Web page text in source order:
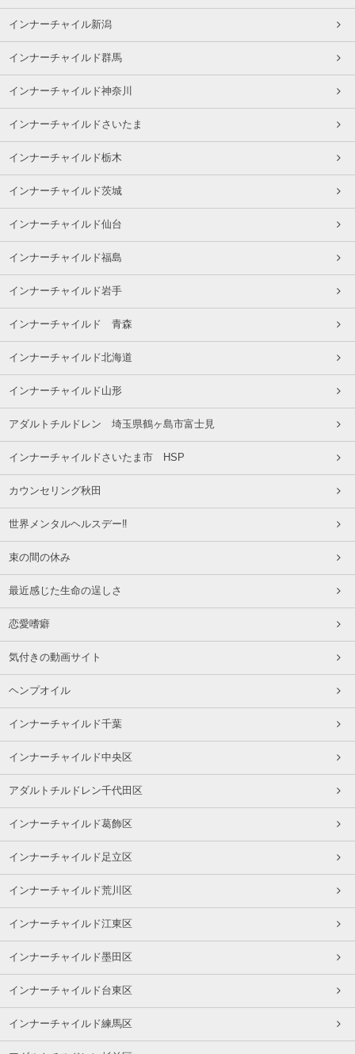
インナーチャイル新潟
インナーチャイルド群馬
インナーチャイルド神奈川
インナーチャイルドさいたま
インナーチャイルド栃木
インナーチャイルド茨城
インナーチャイルド仙台
インナーチャイルド福島
インナーチャイルド岩手
インナーチャイルド 青森
インナーチャイルド北海道
インナーチャイルド山形
アダルトチルドレン 埼玉県鶴ヶ島市富士見
インナーチャイルドさいたま市 HSP
カウンセリング秋田
世界メンタルヘルスデー‼️
束の間の休み
最近感じた生命の逞しさ
恋愛嗜癖
気付きの動画サイト
ヘンプオイル
インナーチャイルド千葉
インナーチャイルド中央区
アダルトチルドレン千代田区
インナーチャイルド葛飾区
インナーチャイルド足立区
インナーチャイルド荒川区
インナーチャイルド江東区
インナーチャイルド墨田区
インナーチャイルド台東区
インナーチャイルド練馬区